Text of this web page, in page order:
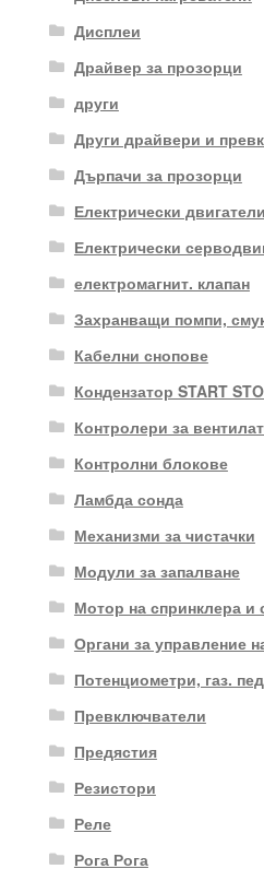
Дисплеи
Драйвер за прозорци
други
Други драйвери и
Дърпачи за прозорци
Електрически двигатели
Електрически
електромагнит. клапан
Захранващи помпи,
Кабелни снопове
Кондензатор START
Контролери за
Контролни блокове
Ламбда сонда
Механизми за чистачки
Модули за запалване
Мотор на спринклера и
Органи за управление
Потенциометри, газ.
Превключватели
Предястия
Резистори
Реле
Рога Рога